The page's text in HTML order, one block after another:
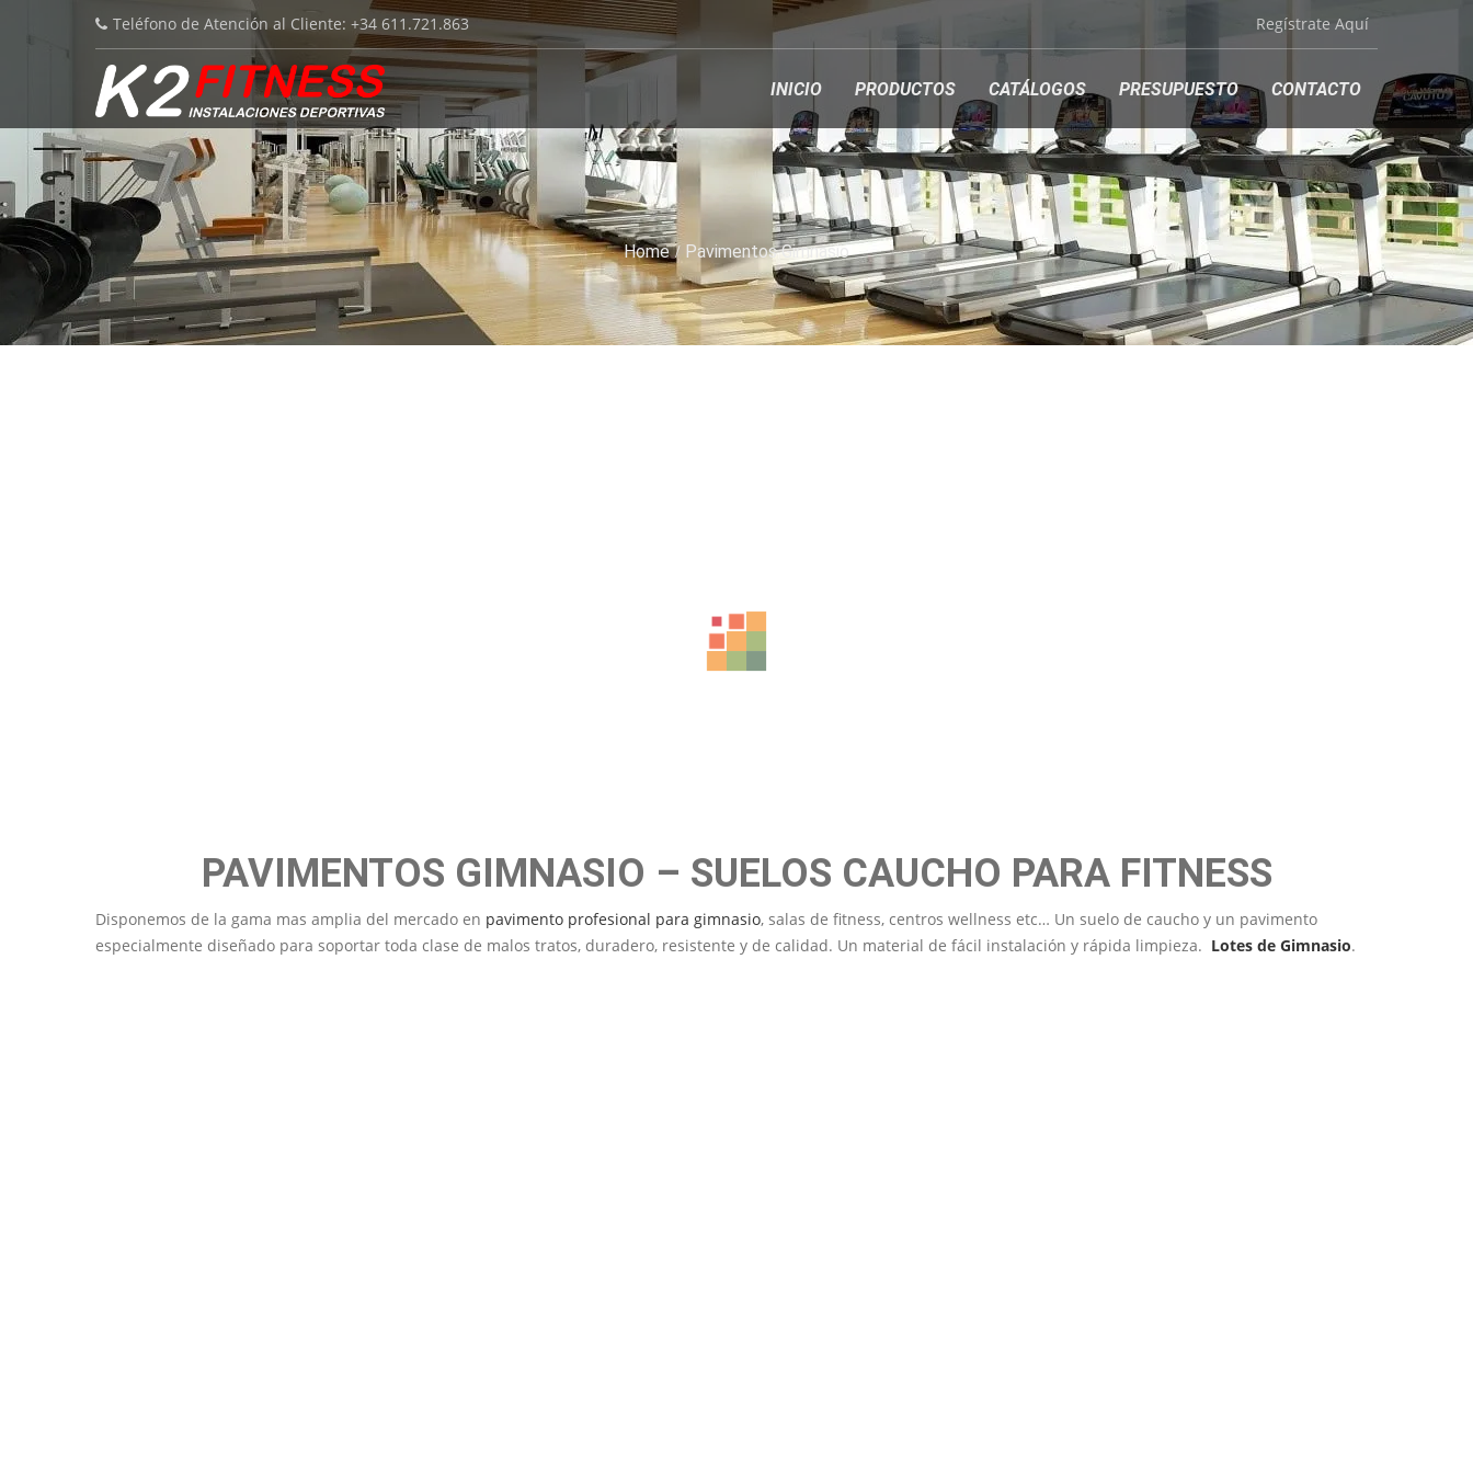
Teléfono de Atención al Cliente: +34 611.721.863 Regístrate Aquí
INICIO PRODUCTOS CATÁLOGOS PRESUPUESTO CONTACTO
Home Pavimentos Gimnasio
PAVIMENTOS GIMNASIO – SUELOS CAUCHO PARA FITNESS
Disponemos de la gama mas amplia del mercado en pavimento profesional para gimnasio, salas de fitness, centros wellness etc… Un suelo de caucho y un pavimento
especialmente diseñado para soportar toda clase de malos tratos, duradero, resistente y de calidad. Un material de fácil instalación y rápida limpieza. Lotes de Gimnasio.